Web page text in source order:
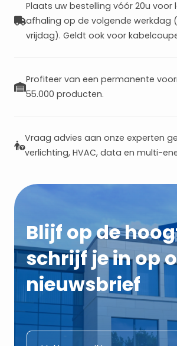
Plaats uw bestelling vóór 20u voor
afhaling op de volgende werkdag
vrijdag). Geldt ook voor
Profiteer van een permanente
55.000 producten.
Vraag advies aan onze experten
verlichting, HVAC, data en multi-
Blijf op de
schrijf je in op
nieuwsbrief
E
E